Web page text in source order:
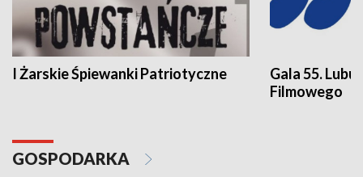
I Żarskie Śpiewanki Patriotyczne
Gala 55.
Filmowego
GOSPODARKA